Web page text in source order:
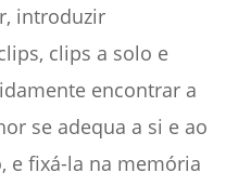
introduzir
clips a solo e
encontrar a
se adequa a si e ao
e fixá-la na memória